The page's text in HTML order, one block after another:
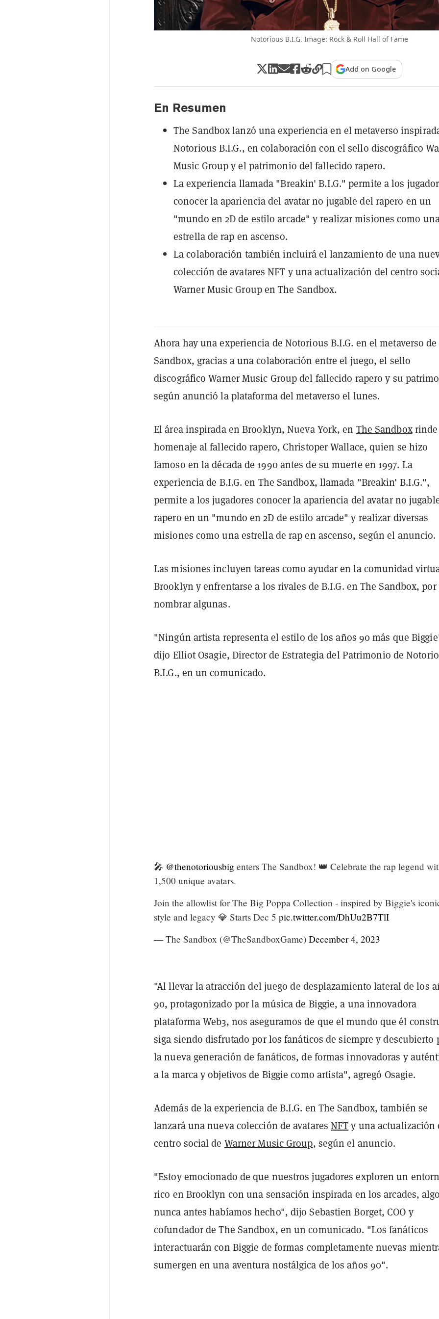
Notorious B.I.G. Image: Rock & Roll Hall of Fame
Add on Google
En Resumen
The Sandbox lanzó una experiencia en el metaverso
Notorious B.I.G., en colaboración con el sello discográfico
Music Group y el patrimonio del fallecido rapero.
La experiencia llamada "Breakin' B.I.G." permite a los
conocer la apariencia del avatar no jugable del rapero en un
"mundo en 2D de estilo arcade" y realizar misiones como
estrella de rap en ascenso.
La colaboración también incluirá el lanzamiento de una
colección de avatares NFT y una actualización del centro
Warner Music Group en The Sandbox.
Ahora hay una experiencia de Notorious B.I.G. en el metaverso
Sandbox, gracias a una colaboración entre el juego, el sello
discográfico Warner Music Group del fallecido rapero y su
según anunció la plataforma del metaverso el lunes.
El área inspirada en Brooklyn, Nueva York, en The Sandboxrinde
homenaje al fallecido rapero, Christoper Wallace, quien se hizo
famoso en la década de 1990 antes de su muerte en 1997. La
experiencia de B.I.G. en The Sandbox, llamada "Breakin' B.I.G.",
permite a los jugadores conocer la apariencia del avatar no
rapero en un "mundo en 2D de estilo arcade" y realizar diversas
misiones como una estrella de rap en ascenso, según el anuncio.
Las misiones incluyen tareas como ayudar en la comunidad
Brooklyn y enfrentarse a los rivales de B.I.G. en The Sandbox, por
nombrar algunas.
"Ningún artista representa el estilo de los años 90 más que
dijo Elliot Osagie, Director de Estrategia del Patrimonio de
B.I.G., en un comunicado.
🎤 @thenotoriousbig enters The Sandbox! 👑 Celebrate the rap legend
1,500 unique avatars.
Join the allowlist for The Big Poppa Collection - inspired by Biggie's
style and legacy 💎 Starts Dec 5 pic.twitter.com/DhUu2B7TlI
— The Sandbox (@TheSandboxGame) December 4, 2023
"Al llevar la atracción del juego de desplazamiento lateral de los
90, protagonizado por la música de Biggie, a una innovadora
plataforma Web3, nos aseguramos de que el mundo que él
siga siendo disfrutado por los fanáticos de siempre y descubierto
la nueva generación de fanáticos, de formas innovadoras y
a la marca y objetivos de Biggie como artista", agregó Osagie.
Además de la experiencia de B.I.G. en The Sandbox, también se
lanzará una nueva colección de avataresNFTy una actualización
centro social de Warner Music Group, según el anuncio.
"Estoy emocionado de que nuestros jugadores exploren un
rico en Brooklyn con una sensación inspirada en los arcades,
nunca antes habíamos hecho", dijo Sebastien Borget, COO y
cofundador de The Sandbox, en un comunicado. "Los fanáticos
interactuarán con Biggie de formas completamente nuevas
sumergen en una aventura nostálgica de los años 90".